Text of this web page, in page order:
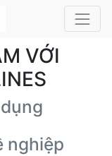
VỚI
nghiệp